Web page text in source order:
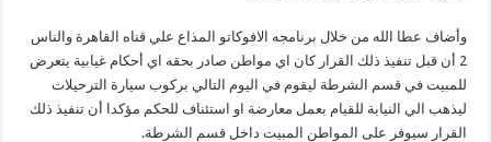
في
أقسم
الشرطة.
مغلقة
وأضاف عطا الله من خلال برنامجه الافوكاتو المذاع علي قناه القاهرة والناس
2 أن قبل تنفيذ ذلك القرار كان اي مواطن صادر بحقه اي أحكام غيابية يتعرض
للمبيت في قسم الشرطة ليقوم في اليوم التالي بركوب سيارة الترحيلات
ليذهب الي النيابة للقيام بعمل معارضة او استئناف للحكم مؤكدا أن تنفيذ ذلك
القرار سيوفر على المواطن المبيت داخل قسم الشرطة.